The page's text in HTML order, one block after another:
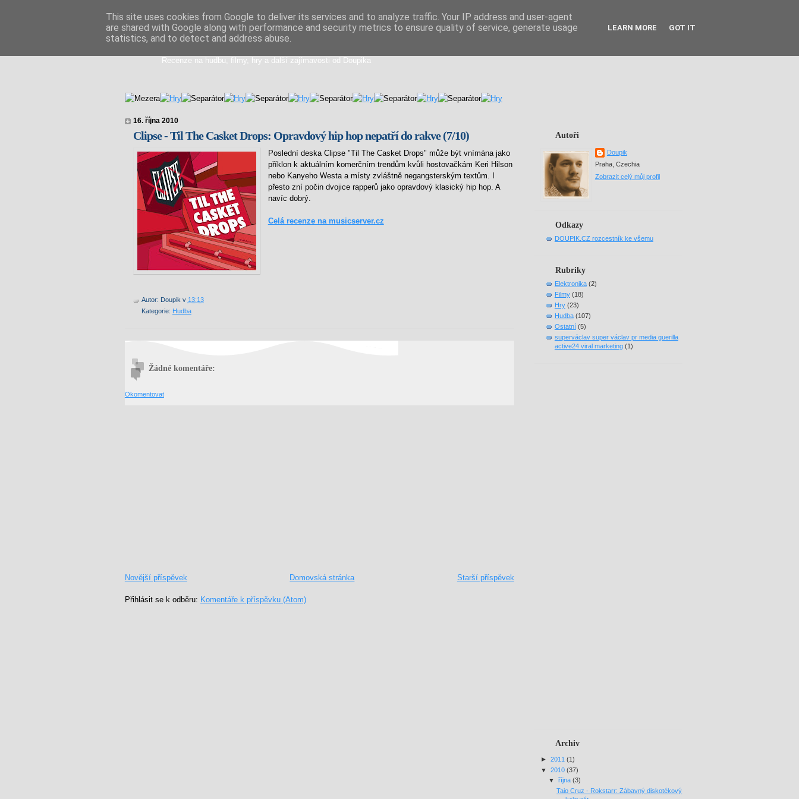
Doupikova mediální směs
Recenze na hudbu, filmy, hry a další zajímavosti od Doupika
16. října 2010
Clipse - Til The Casket Drops: Opravdový hip hop nepatří do rakve (7/10)
Poslední deska Clipse "Til The Casket Drops" může být vnímána jako
příklon k aktuálním komerčním trendům kvůli hostovačkám Keri Hilson
nebo Kanyeho Westa a místy zvláštně negangsterským textům. I
přesto zní počin dvojice rapperů jako opravdový klasický hip hop. A
navíc dobrý.
Celá recenze na musicserver.cz
Autor: Doupik v 13:13
Kategorie: Hudba
Žádné komentáře:
Okomentovat
Novější příspěvek Starší příspěvek
Domovská stránka
Přihlásit se k odběru: Komentáře k příspěvku (Atom)
Autoři
Doupik
Praha, Czechia
Zobrazit celý můj profil
Odkazy
DOUPIK.CZ rozcestník ke všemu
Rubriky
Elektronika (2)
Filmy (18)
Hry (23)
Hudba (107)
Ostatní (5)
superváclav super václav pr media guerilla
active24 viral marketing (1)
Archiv
► 2011 (1)
▼ 2010 (37)
▼ října (3)
Taio Cruz - Rokstarr: Zábavný diskotékový
This site uses cookies from Google to deliver its services and to analyze traffic. Your IP address and user-agent
are shared with Google along with performance and security metrics to ensure quality of service, generate usage
statistics, and to detect and address abuse.
LEARN MORE GOT IT